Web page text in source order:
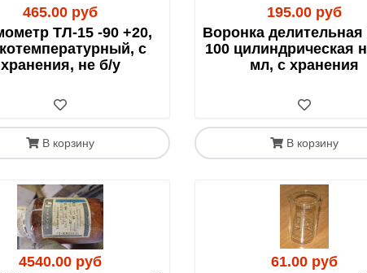
на info@rushim.ru
— мы добавим его в каталог.
доставке, плату за пересылку и товар делаете
«Пятерочка»/«Перекресток». Имеет те же
курьером до адреса.
хрупкие стеклянные изделия почтой. Такая
не принимаются.
в отделении почты в присутствии сотрудников для
вещества (кислоты, перекись водорода и т.д.).
465.00 руб
ТЛ-15 -90 +20,
с
хранения, не б/у
В корзину
195.00 руб
Воронка
100 цилиндрическая
мл, с хранения
В корзину
4540.00 руб
61.00 руб